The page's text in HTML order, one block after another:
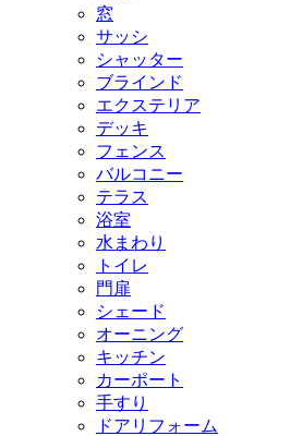
窓
サッシ
シャッター
ブラインド
エクステリア
デッキ
フェンス
バルコニー
テラス
浴室
水まわり
トイレ
門扉
シェード
オーニング
キッチン
カーポート
手すり
ドアリフォーム